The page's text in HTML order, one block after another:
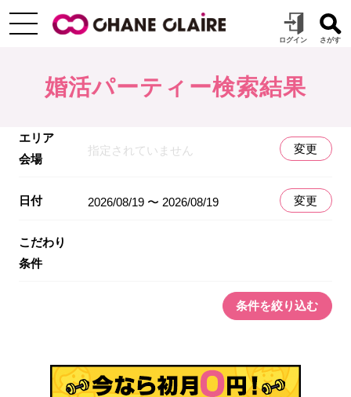
婚活パーティー検索結果
エリア
会場
指定されていません 変更
日付 2026/08/19 〜 2026/08/19 変更
こだわり
条件
条件を絞り込む